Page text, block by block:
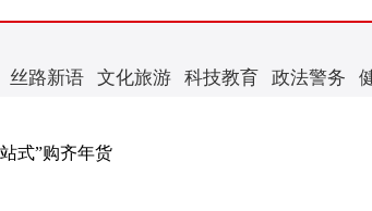
丝路新语 文化旅游 科技教育 政法警务
式”购齐年货